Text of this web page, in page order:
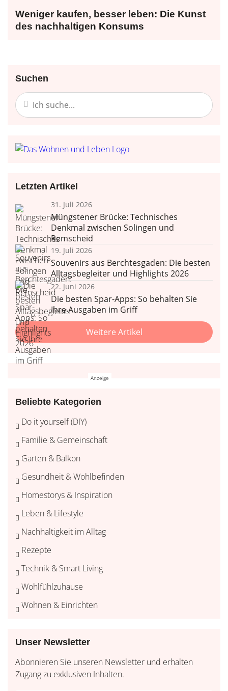
Weniger kaufen, besser leben: Die Kunst
des nachhaltigen Konsums
Suchen
Letzten Artikel
31. Juli 2026
Müngstener Brücke: Technisches
Denkmal zwischen Solingen und
Remscheid
19. Juli 2026
Souvenirs aus Berchtesgaden: Die besten
Alltagsbegleiter und Highlights 2026
22. Juni 2026
Die besten Spar-Apps: So behalten Sie
Ihre Ausgaben im Griff
Weitere Artikel
Beliebte Kategorien
Do it yourself (DIY)
Familie & Gemeinschaft
Garten & Balkon
Gesundheit & Wohlbefinden
Homestorys & Inspiration
Leben & Lifestyle
Nachhaltigkeit im Alltag
Rezepte
Technik & Smart Living
Wohlfühlzuhause
Wohnen & Einrichten
Unser Newsletter
Abonnieren Sie unseren Newsletter und erhalten
Zugang zu exklusiven Inhalten.